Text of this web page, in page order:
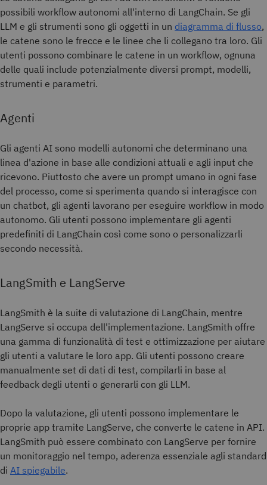
possibili workflow autonomi all'interno di LangChain. Se gli
LLM e gli strumenti sono gli oggetti in un diagramma di flusso,
le catene sono le frecce e le linee che li collegano tra loro. Gli
utenti possono combinare le catene in un workflow, ognuna
delle quali include potenzialmente diversi prompt, modelli,
strumenti e parametri.
Agenti
Gli agenti AI sono modelli autonomi che determinano una
linea d'azione in base alle condizioni attuali e agli input che
ricevono. Piuttosto che avere un prompt umano in ogni fase
del processo, come si sperimenta quando si interagisce con
un chatbot, gli agenti lavorano per eseguire workflow in modo
autonomo. Gli utenti possono implementare gli agenti
predefiniti di LangChain così come sono o personalizzarli
secondo necessità.
LangSmith e LangServe
LangSmith è la suite di valutazione di LangChain, mentre
LangServe si occupa dell'implementazione. LangSmith offre
una gamma di funzionalità di test e ottimizzazione per aiutare
gli utenti a valutare le loro app. Gli utenti possono creare
manualmente set di dati di test, compilarli in base al
feedback degli utenti o generarli con gli LLM.
Dopo la valutazione, gli utenti possono implementare le
proprie app tramite LangServe, che converte le catene in API.
LangSmith può essere combinato con LangServe per fornire
un monitoraggio nel tempo, aderenza essenziale agli standard
di AI spiegabile.